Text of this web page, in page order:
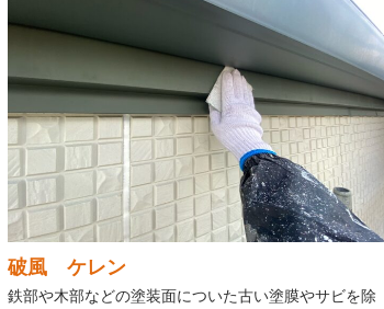
破風 ケレン
鉄部や木部などの塗装面についた古い塗膜やサビを除